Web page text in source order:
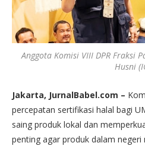
Anggota Komisi VIII DPR Fraksi
Husni
Jakarta, JurnalBabel.com –
percepatan sertifikasi halal bagi
saing produk lokal dan
penting agar produk dalam